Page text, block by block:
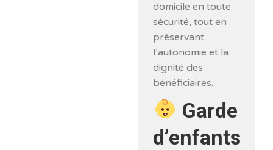
domicile en toute
sécurité, tout en
préservant
l’autonomie et la
dignité des
bénéficiaires.
Garde
d’enfants